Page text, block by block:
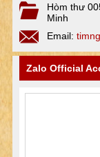
Hòm thư
Minh
Email:
Zalo Official